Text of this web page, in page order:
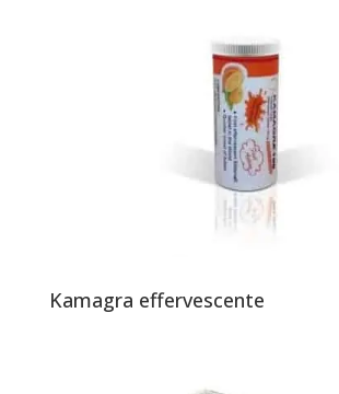
Kamagra effervescente